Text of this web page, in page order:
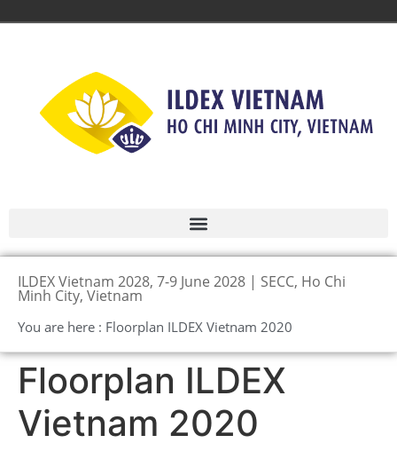
ILDEX Vietnam 2028, 7-9 June 2028 | SECC, Ho Chi
Minh City, Vietnam
You are here : Floorplan ILDEX Vietnam 2020
Floorplan ILDEX
Vietnam 2020